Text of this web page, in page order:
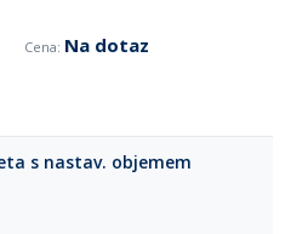
Na dotaz
s nastav. objemem